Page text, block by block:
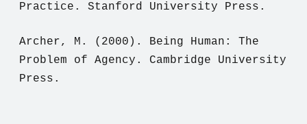
Practice. Stanford University Press.
Archer, M. (2000). Being Human: The
Problem of Agency. Cambridge University
Press.